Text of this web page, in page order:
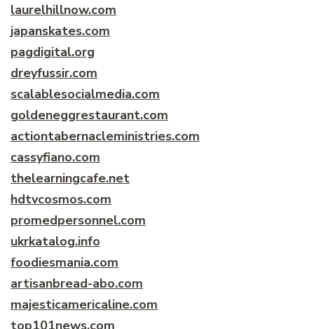
laurelhillnow.com
japanskates.com
pagdigital.org
dreyfussir.com
scalablesocialmedia.com
goldeneggrestaurant.com
actiontabernacleministries.com
cassyfiano.com
thelearningcafe.net
hdtvcosmos.com
promedpersonnel.com
ukrkatalog.info
foodiesmania.com
artisanbread-abo.com
majesticamericaline.com
top101news.com